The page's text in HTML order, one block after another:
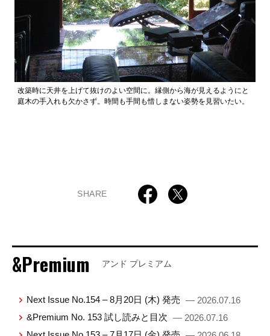
改築時に天井を上げて抜けのよい空間に。縁側から海が見えるようにと
庭木の手入れも欠かさず。時間も手間も惜しまない姿勢を見習いたい。
SHARE
&Premium アンド プレミアム
Next Issue No.154 – 8月20日 (木) 発売 — 2026.07.16
&Premium No. 153 試し読みと目次 — 2026.07.16